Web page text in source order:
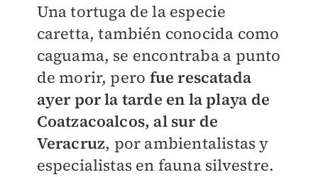
Una tortuga de la especie
caretta, también conocida como
caguama, se encontraba a punto
de morir, pero fue rescatada
ayer por la tarde en la playa de
Coatzacoalcos, al sur de
Veracruz, por ambientalistas y
especialistas en fauna silvestre.